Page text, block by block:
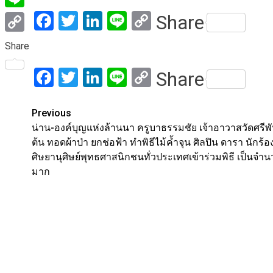
Facebook
Twitter
LinkedIn
LineCopy
Share
Facebook
Twitter
LinkedIn
LineCopy
Share
Post
navigation
Previous
น่าน-องค์บุญแห่งล้านนา ครูบาธรรมชัย เจ้าอาวาสวัดศรี
ต้น ทอดผ้าป่า ยกช่อฟ้า ทำพิธีไม้ค้ำจุน ศิลปิน ดารา นักร้อ
ศิษยานุศิษย์พุทธศาสนิกชนทั่วประเทศเข้าร่วมพิธี เป็นจำน
มาก
Line
Copy
Link
Share